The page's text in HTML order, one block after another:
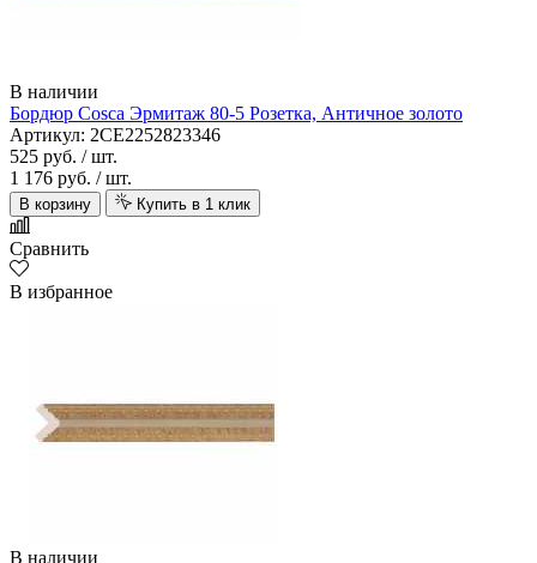
В наличии
Бордюр Cosca Эрмитаж 80-5 Розетка, Античное золото
Артикул: 2CE2252823346
525 руб. / шт.
1 176 руб. / шт.
В корзину Купить в 1 клик
Сравнить
В избранное
В наличии